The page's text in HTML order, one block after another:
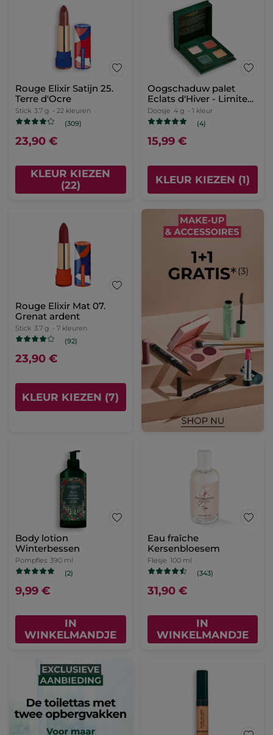
Rouge Elixir Satijn 25.
Terre d'Ocre
Stick 3.7 g - 22 kleuren
(309)
23,90 €
KLEUR KIEZEN
(22)
Oogschaduw palet
Eclats d'Hiver - Limited
Edition
Doosje 4 g - 1 kleur
(4)
15,99 €
KLEUR KIEZEN (1)
Rouge Elixir Mat 07.
Grenat ardent
Stick 3.7 g - 7 kleuren
(92)
23,90 €
KLEUR KIEZEN (7)
Body lotion
Winterbessen
Pompfles 390 ml
(2)
9,99 €
IN
WINKELMANDJE
Eau fraîche
Kersenbloesem
Flesje 100 ml
(343)
31,90 €
IN
WINKELMANDJE